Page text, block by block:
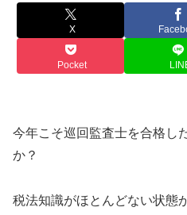
X
Pocket
今年こそ巡回監査士を合格し
か？
税法知識がほとんどない状態